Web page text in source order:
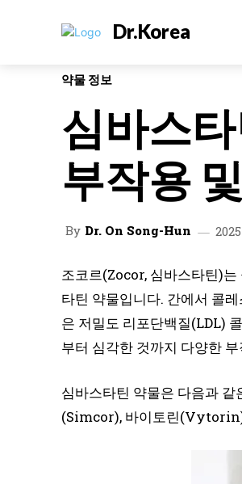
Dr.Korea
약물 정보
심바스
부작용
By Dr. On Song-Hun
조코르(Zocor, 심바스타틴)
타틴 약물입니다. 간에서 콜
은 저밀도 리포단백질(LDL)
부터 심각한 것까지 다양한
심바스타틴 약물은 다음과
(Simcor), 바이토린